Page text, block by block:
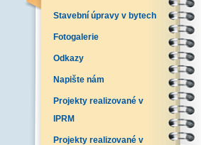
Stavební úpravy v bytech
Fotogalerie
Odkazy
Napište nám
Projekty realizované v
IPRM
Projekty realizované v